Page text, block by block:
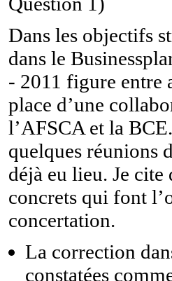
Dans les objectifs
dans le
- 2011 figure entre
place d’une
l’AFSCA et la
quelques réunions
déjà eu lieu. Je cite
concrets qui font
concertation.
La correction
constatées